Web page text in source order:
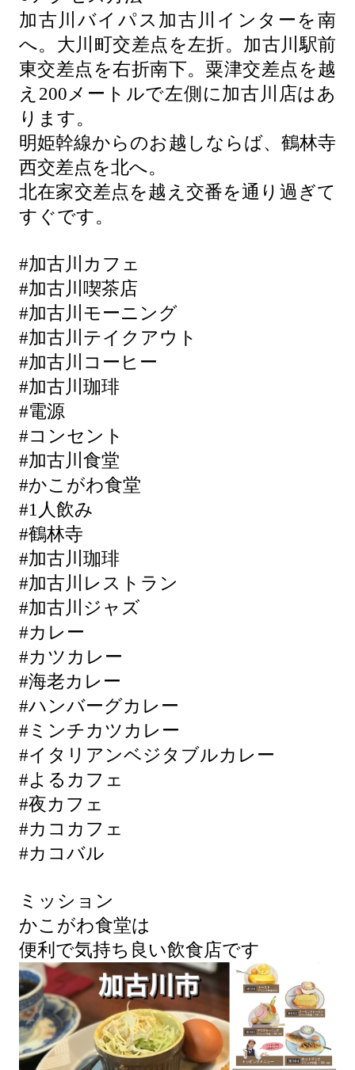
加古川バイパス加古川インターを南
へ。大川町交差点を左折。加古川駅前
東交差点を右折南下。粟津交差点を越
え200メートルで左側に加古川店はあ
ります。
明姫幹線からのお越しならば、鶴林寺
西交差点を北へ。
北在家交差点を越え交番を通り過ぎて
すぐです。
#加古川カフェ
#加古川喫茶店
#加古川モーニング
#加古川テイクアウト
#加古川コーヒー
#加古川珈琲
#電源
#コンセント
#加古川食堂
#かこがわ食堂
#1人飲み
#鶴林寺
#加古川珈琲
#加古川レストラン
#加古川ジャズ
#カレー
#カツカレー
#海老カレー
#ハンバーグカレー
#ミンチカツカレー
#イタリアンベジタブルカレー
#よるカフェ
#夜カフェ
#カコカフェ
#カコバル
ミッション
かこがわ食堂は
便利で気持ち良い飲食店です